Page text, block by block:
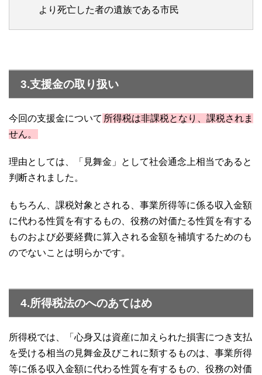
より死亡した者の遺族である市民
3.支援金の取り扱い
今回の支援金について 所得税は非課税となり、課税されま
せん。
理由としては、「見舞金」として社会通念上相当であると
判断されました。
もちろん、課税対象とされる、事業所得等に係る収入金額
に代わる性質を有するもの、役務の対価たる性質を有する
ものおよび必要経費に算入される金額を補填するためのも
のでないことは明らかです。
4.所得税法のへのあてはめ
所得税では、「心身又は資産に加えられた損害につき支払
を受ける相当の見舞金及びこれに類するものは、事業所得
等に係る収入金額に代わる性質を有するもの、役務の対価